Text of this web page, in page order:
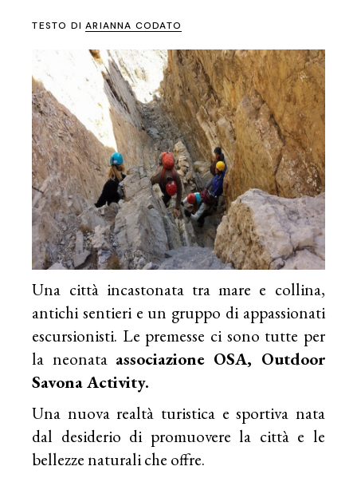
TESTO DIARIANNA CODATO
Una città incastonata tra mare e collina,
antichi sentieri e un gruppo di appassionati
escursionisti. Le premesse ci sono tutte per
la neonata associazione OSA, Outdoor
Savona Activity.
Una nuova realtà turistica e sportiva nata
dal desiderio di promuovere la città e le
bellezze naturali che offre.